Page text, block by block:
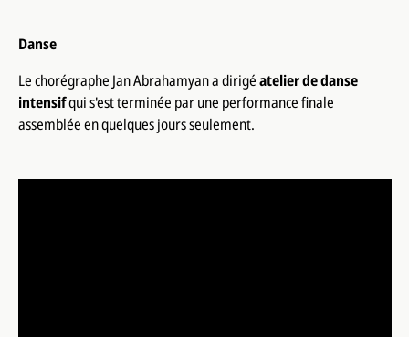
Danse
Le chorégraphe Jan Abrahamyan a dirigéatelier de danse
intensifqui s'est terminée par une performance finale
assemblée en quelques jours seulement.